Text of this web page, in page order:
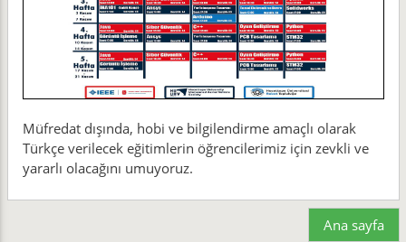
Müfredat dışında, hobi ve bilgilendirme amaçlı olarak
Türkçe verilecek eğitimlerin öğrencilerimiz için zevkli ve
yararlı olacağını umuyoruz.
Ana sayfa